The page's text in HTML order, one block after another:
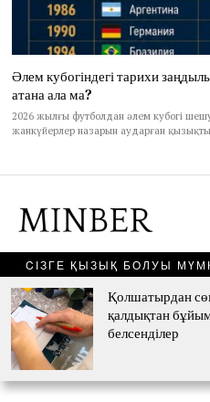
Әлем кубогіндегі тарихи
атана ала ма?
2026 жылғы футболдан әлем кубогі
жанкүйерлер назарын аударған
CІЗГЕ ҚЫЗЫҚ БОЛУЫ
Қолшатырдан
қалдықтан
белсенділер
АҚПАРАТ АГЕНТТЕГІ
Facebook
TwitterInstagram
YouTube
© 2009-2020 - Барлық құқықтар